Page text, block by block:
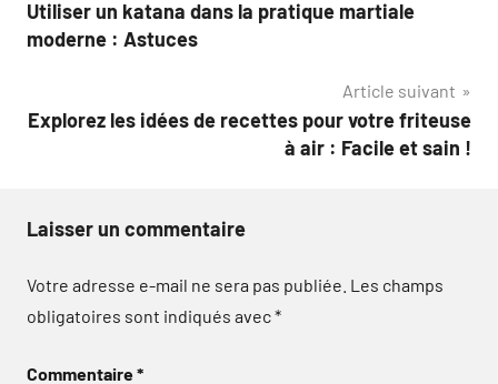
de
Utiliser un katana dans la pratique martiale
moderne : Astuces
Article suivant
Explorez les idées de recettes pour votre friteuse
à air : Facile et sain !
Laisser un commentaire
Votre adresse e-mail ne sera pas publiée. Les champs
obligatoires sont indiqués avec*
Commentaire*